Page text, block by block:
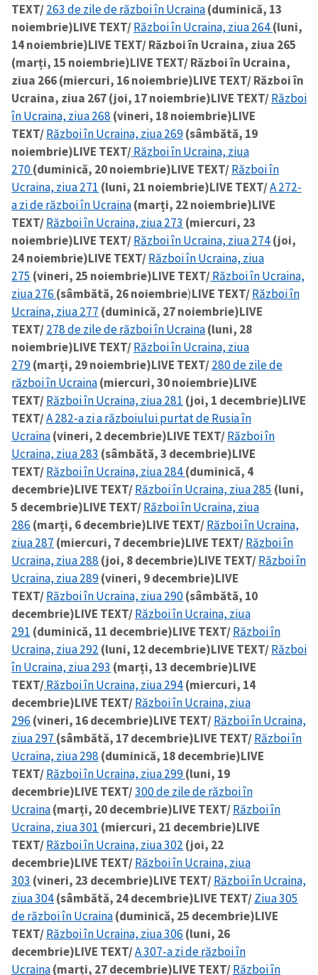
TEXT/263 de zile de război în Ucraina(duminică, 13
noiembrie)LIVE TEXT/Război în Ucraina, ziua 264(luni,
14 noiembrie)LIVE TEXT/ Război în Ucraina, ziua 265
(marți, 15 noiembrie)LIVE TEXT/ Război în Ucraina,
ziua 266 (miercuri, 16 noiembrie)LIVE TEXT/ Război în
Ucraina, ziua 267 (joi, 17 noiembrie)LIVE TEXT/Război
în Ucraina, ziua 268 (vineri, 18 noiembrie)LIVE
TEXT/Război în Ucraina, ziua 269(sâmbătă, 19
noiembrie)LIVE TEXT/Război în Ucraina, ziua
270(duminică, 20 noiembrie)LIVE TEXT/Război în
Ucraina, ziua 271 (luni, 21 noiembrie)LIVE TEXT/A 272-
a zi de război în Ucraina(marți, 22 noiembrie)LIVE
TEXT/Război în Ucraina, ziua 273 (miercuri, 23
noiembrie)LIVE TEXT/Război în Ucraina, ziua 274(joi,
24 noiembrie)LIVE TEXT/Război în Ucraina, ziua
275 (vineri, 25 noiembrie)LIVE TEXT/Război în Ucraina,
ziua 276 (sâmbătă, 26 noiembrie)LIVE TEXT/Război în
Ucraina, ziua 277 (duminică, 27 noiembrie)LIVE
TEXT/278 de zile de război în Ucraina(luni, 28
noiembrie)LIVE TEXT/Război în Ucraina, ziua
279(marți, 29 noiembrie)LIVE TEXT/280 de zile de
război în Ucraina(miercuri, 30 noiembrie)LIVE
TEXT/Război în Ucraina, ziua 281 (joi, 1 decembrie)LIVE
TEXT/A 282-a zi a războiului purtat de Rusia în
Ucraina(vineri, 2 decembrie)LIVE TEXT/Război în
Ucraina, ziua 283 (sâmbătă, 3 decembrie)LIVE
TEXT/Război în Ucraina, ziua 284(duminică, 4
decembrie)LIVE TEXT/Război în Ucraina, ziua 285 (luni,
5 decembrie)LIVE TEXT/Război în Ucraina, ziua
286 (marți, 6 decembrie)LIVE TEXT/Război în Ucraina,
ziua 287 (miercuri, 7 decembrie)LIVE TEXT/Război în
Ucraina, ziua 288 (joi, 8 decembrie)LIVE TEXT/Război în
Ucraina, ziua 289(vineri, 9 decembrie)LIVE
TEXT/Război în Ucraina, ziua 290(sâmbătă, 10
decembrie)LIVE TEXT/Război în Ucraina, ziua
291 (duminică, 11 decembrie)LIVE TEXT/Război în
Ucraina, ziua 292 (luni, 12 decembrie)LIVE TEXT/Război
în Ucraina, ziua 293 (marți, 13 decembrie)LIVE
TEXT/Război în Ucraina, ziua 294(miercuri, 14
decembrie)LIVE TEXT/Război în Ucraina, ziua
296 (vineri, 16 decembrie)LIVE TEXT/Război în Ucraina,
ziua 297 (sâmbătă, 17 decembrie)LIVE TEXT/Război în
Ucraina, ziua 298 (duminică, 18 decembrie)LIVE
TEXT/Război în Ucraina, ziua 299(luni, 19
decembrie)LIVE TEXT/300 de zile de război în
Ucraina(marți, 20 decembrie)LIVE TEXT/Război în
Ucraina, ziua 301 (miercuri, 21 decembrie)LIVE
TEXT/Război în Ucraina, ziua 302 (joi, 22
decembrie)LIVE TEXT/Război în Ucraina, ziua
303 (vineri, 23 decembrie)LIVE TEXT/Război în Ucraina,
ziua 304(sâmbătă, 24 decembrie)LIVE TEXT/Ziua 305
de război în Ucraina(duminică, 25 decembrie)LIVE
TEXT/Război în Ucraina, ziua 306 (luni, 26
decembrie)LIVE TEXT/A 307-a zi de război în
Ucraina(marți, 27 decembrie)LIVE TEXT/Război în